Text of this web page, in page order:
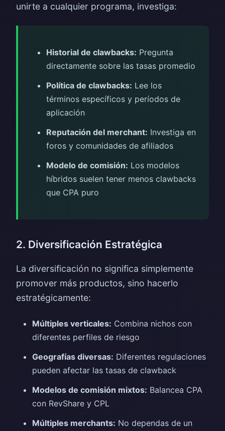
unirte a cualquier programa, investiga:
Historial de clawbacks: Pregunta
directamente sobre las tasas promedio
Política de clawbacks: Lee los
términos específicos y períodos de
aplicación
Reputación del merchant: Investiga en
foros y comunidades de afiliados
Modelo de comisión: Los modelos
híbridos suelen tener menos clawbacks
que CPA puro
2. Diversificación Estratégica
La diversificación no significa simplemente
promover más productos, sino hacerlo
estratégicamente:
Múltiples verticales: Combina nichos con
diferentes perfiles de riesgo
Geografías diversas: Diferentes regulaciones
pueden afectar las tasas de clawback
Modelos de comisión mixtos: Balancea CPA
con RevShare y CPL
Múltiples merchants: No dependas de un